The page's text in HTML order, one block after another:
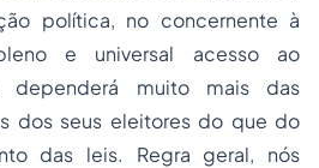
política, no concernente à
e universal acesso ao
dependerá muito mais das
dos seus eleitores do que do
das leis. Regra geral, nós